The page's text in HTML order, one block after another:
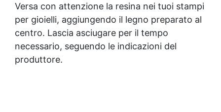
Versa con attenzione la resina nei tuoi stampi
per gioielli, aggiungendo il legno preparato al
centro. Lascia asciugare per il tempo
necessario, seguendo le indicazioni del
produttore.